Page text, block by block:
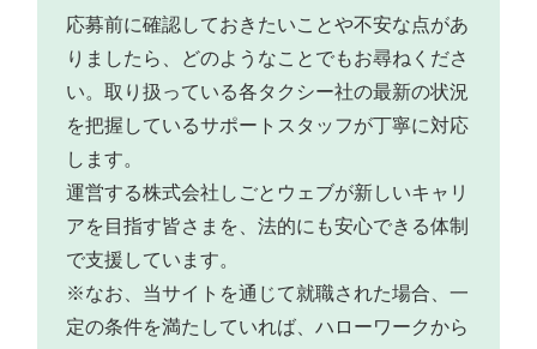
応募前に確認しておきたいことや不安な点があ
りましたら、どのようなことでもお尋ねくださ
い。取り扱っている各タクシー社の最新の状況
を把握しているサポートスタッフが丁寧に対応
します。
運営する株式会社しごとウェブが新しいキャリ
アを目指す皆さまを、法的にも安心できる体制
で支援しています。
※なお、当サイトを通じて就職された場合、一
定の条件を満たしていれば、ハローワークから